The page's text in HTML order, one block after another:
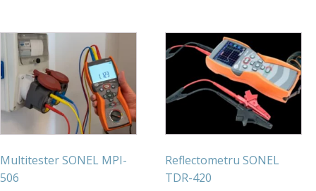
Multitester SONEL MPI-
506
Reflectometru SONEL
TDR-420